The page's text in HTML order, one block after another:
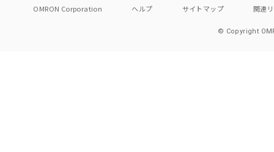
OMRON Corporation ヘルプ サイトマップ 関連
© Copyright